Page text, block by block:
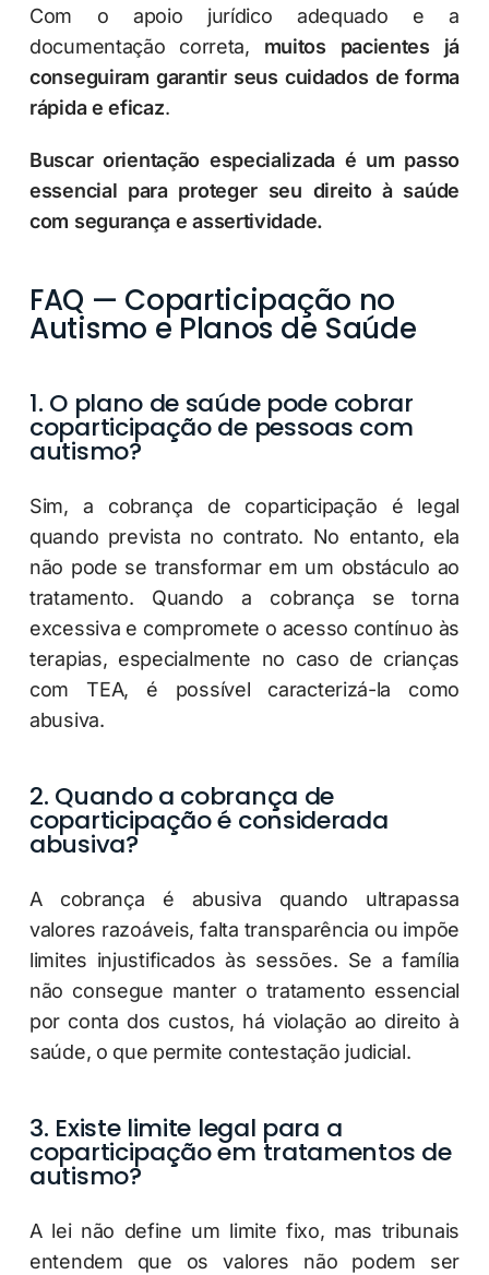
Com o apoio jurídico adequado e a
documentação correta, muitos pacientes já
conseguiram garantir seus cuidados de forma
rápida e eficaz.
Buscar orientação especializada é um passo
essencial para proteger seu direito à saúde
com segurança e assertividade.
FAQ — Coparticipação no
Autismo e Planos de Saúde
1. O plano de saúde pode cobrar
coparticipação de pessoas com
autismo?
Sim, a cobrança de coparticipação é legal
quando prevista no contrato. No entanto, ela
não pode se transformar em um obstáculo ao
tratamento. Quando a cobrança se torna
excessiva e compromete o acesso contínuo às
terapias, especialmente no caso de crianças
com TEA, é possível caracterizá-la como
abusiva.
2. Quando a cobrança de
coparticipação é considerada
abusiva?
A cobrança é abusiva quando ultrapassa
valores razoáveis, falta transparência ou impõe
limites injustificados às sessões. Se a família
não consegue manter o tratamento essencial
por conta dos custos, há violação ao direito à
saúde, o que permite contestação judicial.
3. Existe limite legal para a
coparticipação em tratamentos de
autismo?
A lei não define um limite fixo, mas tribunais
entendem que os valores não podem ser